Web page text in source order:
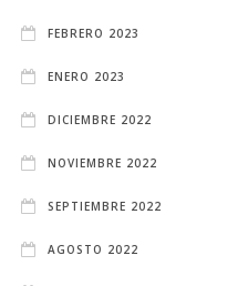
FEBRERO 2023
ENERO 2023
DICIEMBRE 2022
NOVIEMBRE 2022
SEPTIEMBRE 2022
AGOSTO 2022